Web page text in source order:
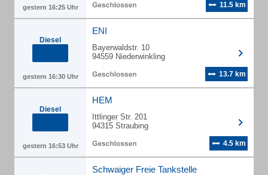
gestern 16:25 Uhr 11.5 km
Diesel
gestern 16:30 Uhr
ENI
Bayerwaldstr. 10
94559 Niederwinkling
13.7 km
Diesel
gestern 16:53 Uhr
HEM
Ittlinger Str. 201
94315 Straubing
4.5 km
Schwaiger Freie Tankstelle